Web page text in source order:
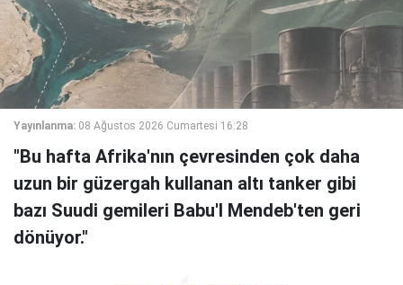
Yayınlanma: 08 Ağustos 2026 Cumartesi 16:28
"Bu hafta Afrika'nın çevresinden çok daha
uzun bir güzergah kullanan altı tanker gibi
bazı Suudi gemileri Babu'l Mendeb'ten geri
dönüyor."